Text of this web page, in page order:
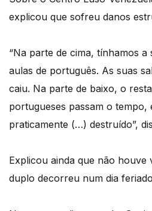
explicou que sofreu danos
“Na parte de cima, tínhamos a
aulas de português. As suas
caiu. Na parte de baixo, o
portugueses passam o tempo,
praticamente (…) destruído”,
Explicou ainda que não houve
duplo decorreu num dia